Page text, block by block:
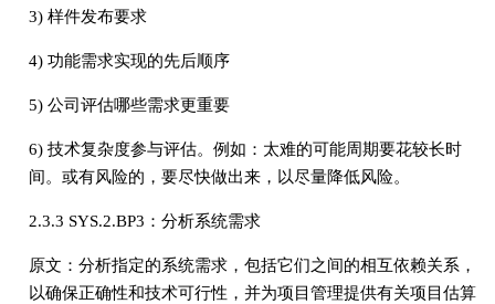
3) 样件发布要求
4) 功能需求实现的先后顺序
5) 公司评估哪些需求更重要
6) 技术复杂度参与评估。例如：太难的可能周期要花较长时
间。或有风险的，要尽快做出来，以尽量降低风险。
2.3.3 SYS.2.BP3：分析系统需求
原文：分析指定的系统需求，包括它们之间的相互依赖关系，
以确保正确性和技术可行性，并为项目管理提供有关项目估算